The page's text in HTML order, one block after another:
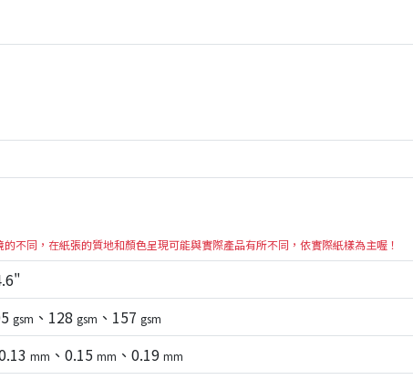
不同，在紙張的質地和顏色呈現可能與實際產品有所不同，依實際紙樣為主喔！
gsm 、128 gsm 、157 gsm
mm 、0.15 mm 、0.19 mm